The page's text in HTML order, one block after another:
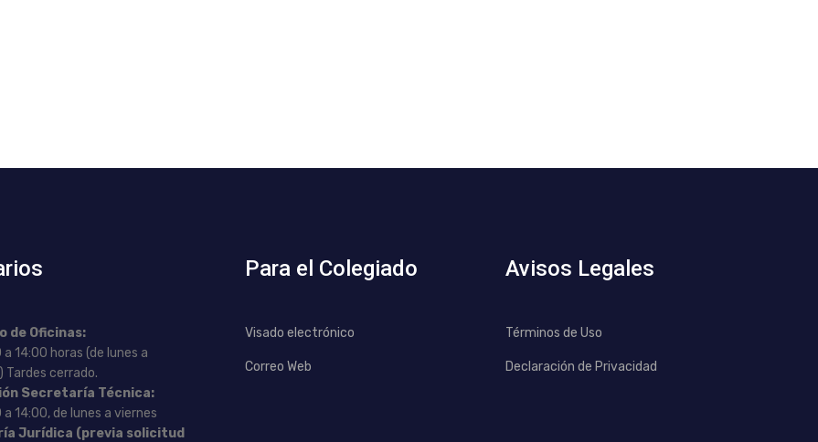
de Oficinas:
a 14:00 horas (de lunes a
Tardes cerrado.
Secretaría Técnica:
a 14:00, de lunes a viernes
Jurídica (previa solicitud
Para el Colegiado
Visado electrónico
Correo Web
Avisos Legales
Términos de Uso
Declaración de Privacidad